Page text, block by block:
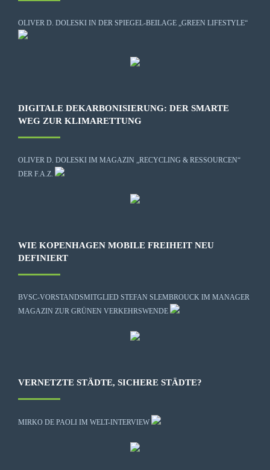
OLIVER D. DOLESKI IN DER SPIEGEL-BEILAGE „GREEN LIFESTYLE“
DIGITALE DEKARBONISIERUNG: DER SMARTE
WEG ZUR KLIMARETTUNG
OLIVER D. DOLESKI IM MAGAZIN „RECYCLING & RESSOURCEN“
DER F.A.Z.
WIE KOPENHAGEN MOBILE FREIHEIT NEU
DEFINIERT
BVSC-VORSTANDSMITGLIED STEFAN SLEMBROUCK IM MANAGER
MAGAZIN ZUR GRÜNEN VERKEHRSWENDE
VERNETZTE STÄDTE, SICHERE STÄDTE?
MIRKO DE PAOLI IM WELT-INTERVIEW